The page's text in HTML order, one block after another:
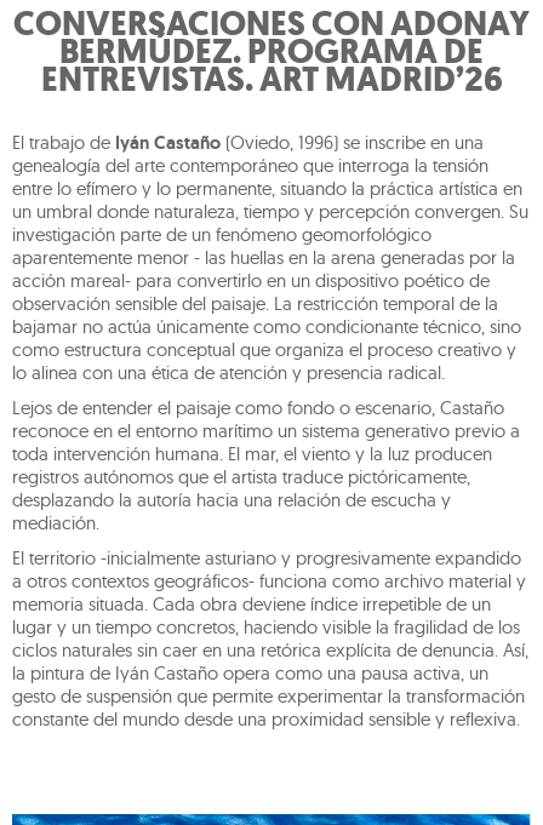
CONVERSACIONES CON ADONAY
BERMÚDEZ. PROGRAMA DE
ENTREVISTAS. ART MADRID’26
El trabajo de Iyán Castaño (Oviedo, 1996) se inscribe en una
genealogía del arte contemporáneo que interroga la tensión
entre lo efímero y lo permanente, situando la práctica artística en
un umbral donde naturaleza, tiempo y percepción convergen. Su
investigación parte de un fenómeno geomorfológico
aparentemente menor - las huellas en la arena generadas por la
acción mareal- para convertirlo en un dispositivo poético de
observación sensible del paisaje. La restricción temporal de la
bajamar no actúa únicamente como condicionante técnico, sino
como estructura conceptual que organiza el proceso creativo y
lo alinea con una ética de atención y presencia radical.
Lejos de entender el paisaje como fondo o escenario, Castaño
reconoce en el entorno marítimo un sistema generativo previo a
toda intervención humana. El mar, el viento y la luz producen
registros autónomos que el artista traduce pictóricamente,
desplazando la autoría hacia una relación de escucha y
mediación.
El territorio -inicialmente asturiano y progresivamente expandido
a otros contextos geográficos- funciona como archivo material y
memoria situada. Cada obra deviene índice irrepetible de un
lugar y un tiempo concretos, haciendo visible la fragilidad de los
ciclos naturales sin caer en una retórica explícita de denuncia. Así,
la pintura de Iyán Castaño opera como una pausa activa, un
gesto de suspensión que permite experimentar la transformación
constante del mundo desde una proximidad sensible y reflexiva.